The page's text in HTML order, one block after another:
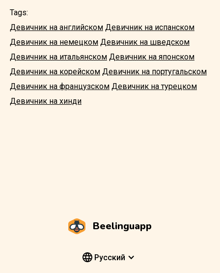
Tags:
Девичник на английском Девичник на испанском
Девичник на немецком Девичник на шведском
Девичник на итальянском Девичник на японском
Девичник на корейском Девичник на португальском
Девичник на французском Девичник на турецком
Девичник на хинди
Beelinguapp
Pусский